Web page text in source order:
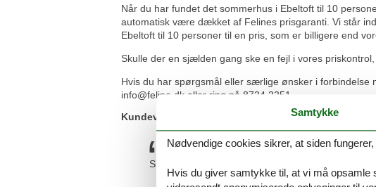
Når du har fundet det sommerhus i Ebeltoft til 10
automatisk være dækket af Felines prisgaranti. Vi står
Ebeltoft til 10 personer til en pris, som er billigere end
Skulle der en sjælden gang ske en fejl i vores
Hvis du har spørgsmål eller særlige ønsker i forbindelse
info@feline.dk eller ring på 8724 2251.
Kundevurderinger af Feline Holidays
Skarp pris. Feline har et godt udvalg og var de
Samtykke
Nødvendige cookies sikrer, at siden
Hvis du giver samtykke til, at vi må